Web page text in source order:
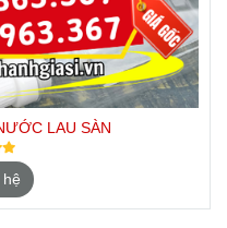
LAU SÀN
hệ